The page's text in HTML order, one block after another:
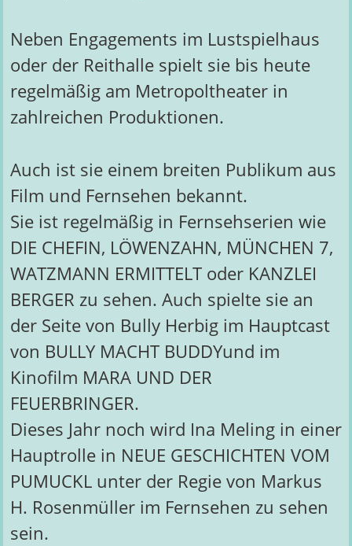
Neben Engagements im Lustspielhaus
oder der Reithalle spielt sie bis heute
regelmäßig am Metropoltheater in
zahlreichen Produktionen.
Auch ist sie einem breiten Publikum aus
Film und Fernsehen bekannt.
Sie ist regelmäßig in Fernsehserien wie
DIE CHEFIN, LÖWENZAHN, MÜNCHEN 7,
WATZMANN ERMITTELT oder KANZLEI
BERGER zu sehen. Auch spielte sie an
der Seite von Bully Herbig im Hauptcast
von BULLY MACHT BUDDYund im
Kinofilm MARA UND DER
FEUERBRINGER.
Dieses Jahr noch wird Ina Meling in einer
Hauptrolle in NEUE GESCHICHTEN VOM
PUMUCKL unter der Regie von Markus
H. Rosenmüller im Fernsehen zu sehen
sein.